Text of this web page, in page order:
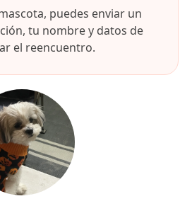
puedes enviar un
tu nombre y datos de
el reencuentro.